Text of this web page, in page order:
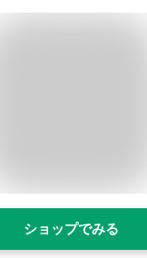
ショップでみる